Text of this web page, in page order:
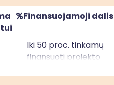
Finansuojamoji dalis
Iki 50 proc. tinkamų
finansuoti projekto